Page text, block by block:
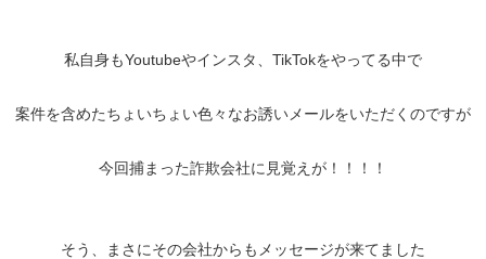
私自身もYoutubeやインスタ、TikTokをやってる中で
案件を含めたちょいちょい色々なお誘いメールをいただくのですが
今回捕まった詐欺会社に見覚えが！！！！
そう、まさにその会社からもメッセージが来てました